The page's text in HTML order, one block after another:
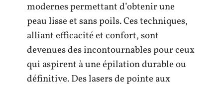
modernes permettant d’obtenir une
peau lisse et sans poils. Ces techniques,
alliant efficacité et confort, sont
devenues des incontournables pour ceux
qui aspirent à une épilation durable ou
définitive. Des lasers de pointe aux